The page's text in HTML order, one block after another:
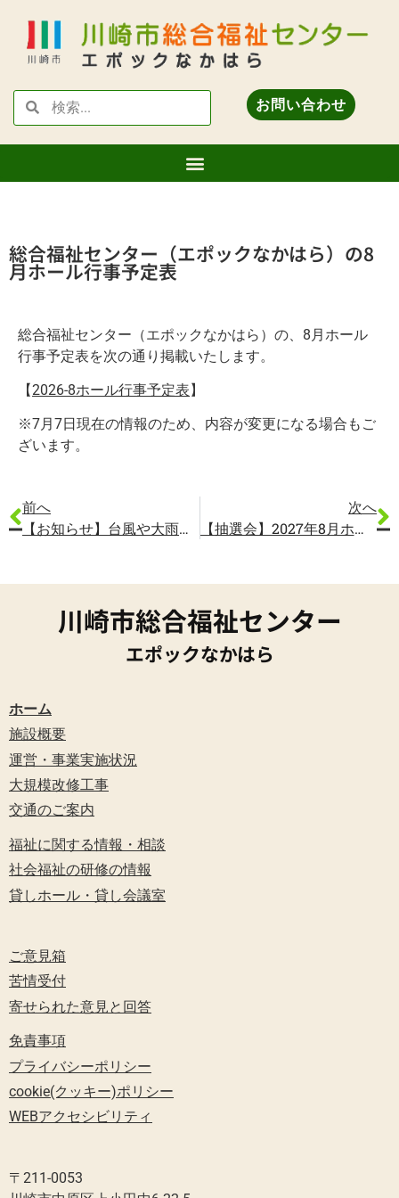
お問い合わせ
総合福祉センター（エポックなかはら）の8
月ホール行事予定表
総合福祉センター（エポックなかはら）の、8 月ホール
行事予定表を次の通り掲載いたします。
【2026-8ホール行事予定表】
※7月7日現在の情報のため、内容が変更になる場合もご
ざいます。
前へ
【お知らせ】台風や大雨等荒天時の利用のキャンセルについて【台風7号・台風8号】
次へ
【抽選会】2027年8月ホール及び会議室利用不可日のお知らせ
川崎市総合福祉センター
エポックなかはら
ホーム
施設概要
運営・事業実施状況
大規模改修工事
交通のご案内
福祉に関する情報・相談
社会福祉の研修の情報
貸しホール・貸し会議室
ご意見箱
苦情受付
寄せられた意見と回答
免責事項
プライバシーポリシー
cookie(クッキー)ポリシー
WEBアクセシビリティ
〒211-0053